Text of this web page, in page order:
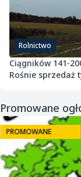
Rolnictwo
Ciągników 141-
Rośnie sprzedaż
Promowane
PROMOWANE